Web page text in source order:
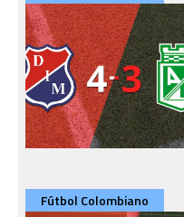
Fútbol Colombiano